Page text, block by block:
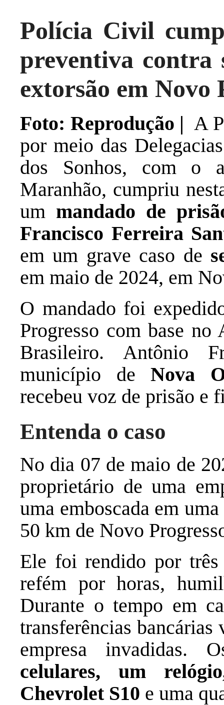
Polícia Civil
preventiva contra
extorsão em Novo
Foto: Reprodução | A
por meio das
dos Sonhos, com o
Maranhão, cumpriu
um mandado de
Francisco Ferreira
em um grave caso de
em maio de 2024, em
O mandado foi
Progresso com base
Brasileiro. Antônio
município deNova
recebeu voz de prisão e
Entenda o caso
No dia 07 de maio de
proprietário de uma
uma emboscada em uma
50 km de Novo
Ele foi rendido por três
refém por horas,
Durante o tempo em
transferências
empresa invadidas.
celulares, um
Chevrolet S10 e uma